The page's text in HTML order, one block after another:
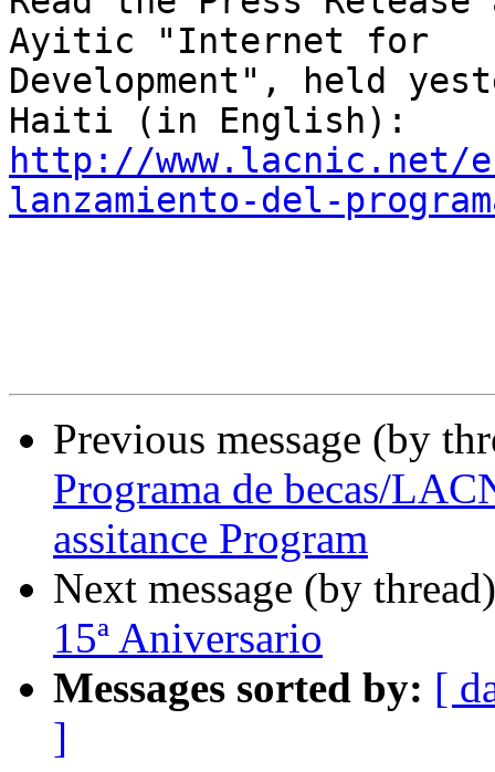
Ayitic "Internet for
Development", held
http://www.lacnic.net/
lanzamiento-del-
Previous message (by
Programa de becas/
assitance Program
Next message (by
15ª Aniversario
Messages sorted by: [
]